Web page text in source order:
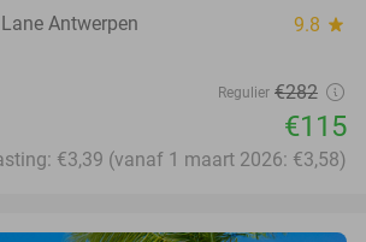
Antwerpen 9.8 star
Regulier €282
€115
€3,39 (vanaf 1 maart 2026: €3,58)